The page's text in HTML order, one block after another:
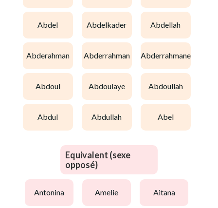
abdel abdelkader abdellah
abderahman abderrahman abderrahmane
abdoul abdoulaye abdoullah
abdul abdullah abel
Equivalent (sexe
opposé)
antonina amelie aitana